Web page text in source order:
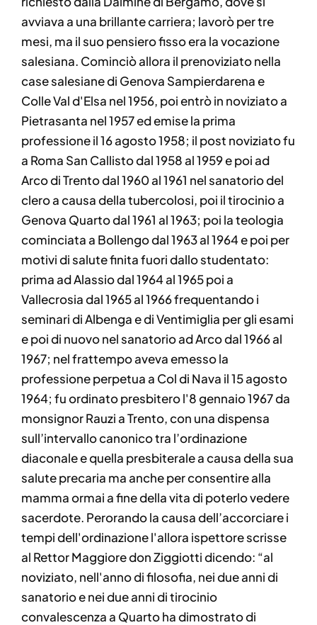
avviava a una brillante carriera; lavorò per tre
mesi, ma il suo pensiero fisso era la vocazione
salesiana. Cominciò allora il prenoviziato nella
case salesiane di Genova Sampierdarena e
Colle Val d'Elsa nel 1956, poi entrò in noviziato a
Pietrasanta nel 1957 ed emise la prima
professione il 16 agosto 1958; il post noviziato fu
a Roma San Callisto dal 1958 al 1959 e poi ad
Arco di Trento dal 1960 al 1961 nel sanatorio del
clero a causa della tubercolosi, poi il tirocinio a
Genova Quarto dal 1961 al 1963; poi la teologia
cominciata a Bollengo dal 1963 al 1964 e poi per
motivi di salute finita fuori dallo studentato:
prima ad Alassio dal 1964 al 1965 poi a
Vallecrosia dal 1965 al 1966 frequentando i
seminari di Albenga e di Ventimiglia per gli esami
e poi di nuovo nel sanatorio ad Arco dal 1966 al
1967; nel frattempo aveva emesso la
professione perpetua a Col di Nava il 15 agosto
1964; fu ordinato presbitero l'8 gennaio 1967 da
monsignor Rauzi a Trento, con una dispensa
sull’intervallo canonico tra l’ordinazione
diaconale e quella presbiterale a causa della sua
salute precaria ma anche per consentire alla
mamma ormai a fine della vita di poterlo vedere
sacerdote. Perorando la causa dell’accorciare i
tempi dell'ordinazione l'allora ispettore scrisse
al Rettor Maggiore don Ziggiotti dicendo: “al
noviziato, nell'anno di filosofia, nei due anni di
sanatorio e nei due anni di tirocinio
convalescenza a Quarto ha dimostrato di